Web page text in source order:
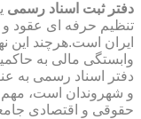
دفتر ثبت اسناد رسمی
تنظیم حرفه ای عقود و
ایران است.هرچند این
وابستگی مالی به
دفتر اسناد رسمی به
و شهروندان است، مهم
حقوقی و اقتصادی